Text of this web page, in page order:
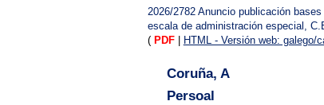
2026/2782 Anuncio publicación
escala de administración especial,
( PDF HTML - Versión web: galego/
Coruña, A
Persoal